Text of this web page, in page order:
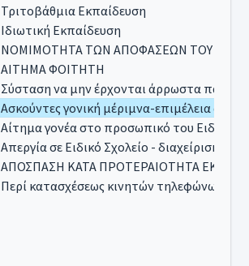
Τριτοβάθμια Εκπαίδευση
Ιδιωτική Εκπαίδευση
ΝΟΜΙΜΟΤΗΤΑ ΤΩΝ ΑΠΟΦΑΣΕΩΝ ΤΟΥ
ΑΙΤΗΜΑ ΦΟΙΤΗΤΗ
Σύσταση να μην έρχονται άρρωστα παιδιά
Ασκούντες γονική μέριμνα-επιμέλεια
Αίτημα γονέα στο προσωπικό του Ειδικού
Απεργία σε Ειδικό Σχολείο - διαχείριση
ΑΠΟΣΠΑΣΗ ΚΑΤΑ ΠΡΟΤΕΡΑΙΟΤΗΤΑ
Περί κατασχέσεως κινητών τηλεφώνων στα